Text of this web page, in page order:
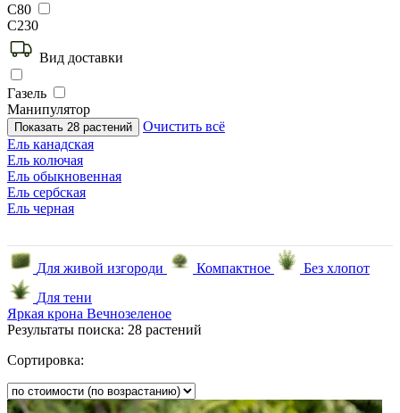
С80
С230
Вид доставки
Газель
Манипулятор
Показать 28 растений
Очистить всё
Ель канадская
Ель колючая
Ель обыкновенная
Ель сербская
Ель черная
Для живой изгороди Компактное
Без хлопот
Для тени
Яркая крона Вечнозеленое
Результаты поиска: 28 растений
Сортировка: